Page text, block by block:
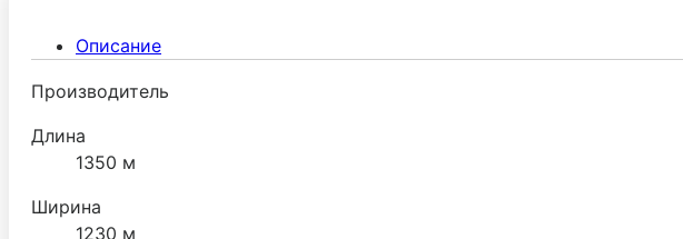
Описание
Производитель
Длина
1350 м
Ширина
1230 м